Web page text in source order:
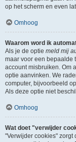
op het scherm en even
Omhoog
Waarom word ik
Als je de optie meld mij
maar voor een bepaalde
account misbruiken. Om
optie aanvinken. We
computer, bijvoorbeeld
Als deze optie niet
Omhoog
Wat doet "verwijder
"Verwijder cookies"